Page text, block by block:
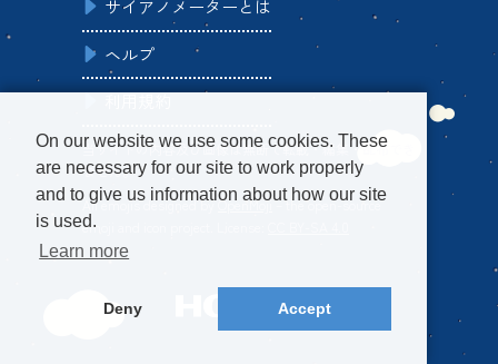
サイアノメーターとは
ヘルプ
当サイトの内容及び画像は無断で転載・編集・配布でき
ません。
All emojis designed byOpenMoji– the open-source
emoji and icon project. License:
On our website we use some cookies. These
are necessary for our site to work properly
and to give us information about how our site
is used.
Learn more
Deny Accept